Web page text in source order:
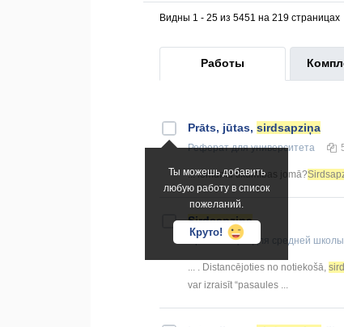
Видны 1 - 25 из 5451 на 219 страницах
Работы
Ты можешь добавить
любую работу в список
пожеланий.
Круто!
Prāts, jūtas, sirdsapziņa
Рефератдля университета
... lēmumu tikumības jomā?
Sirdsapziņa
Презентация для средней школы
... . Distancējoties no notiekošā,
var izraisīt “pasaules ...